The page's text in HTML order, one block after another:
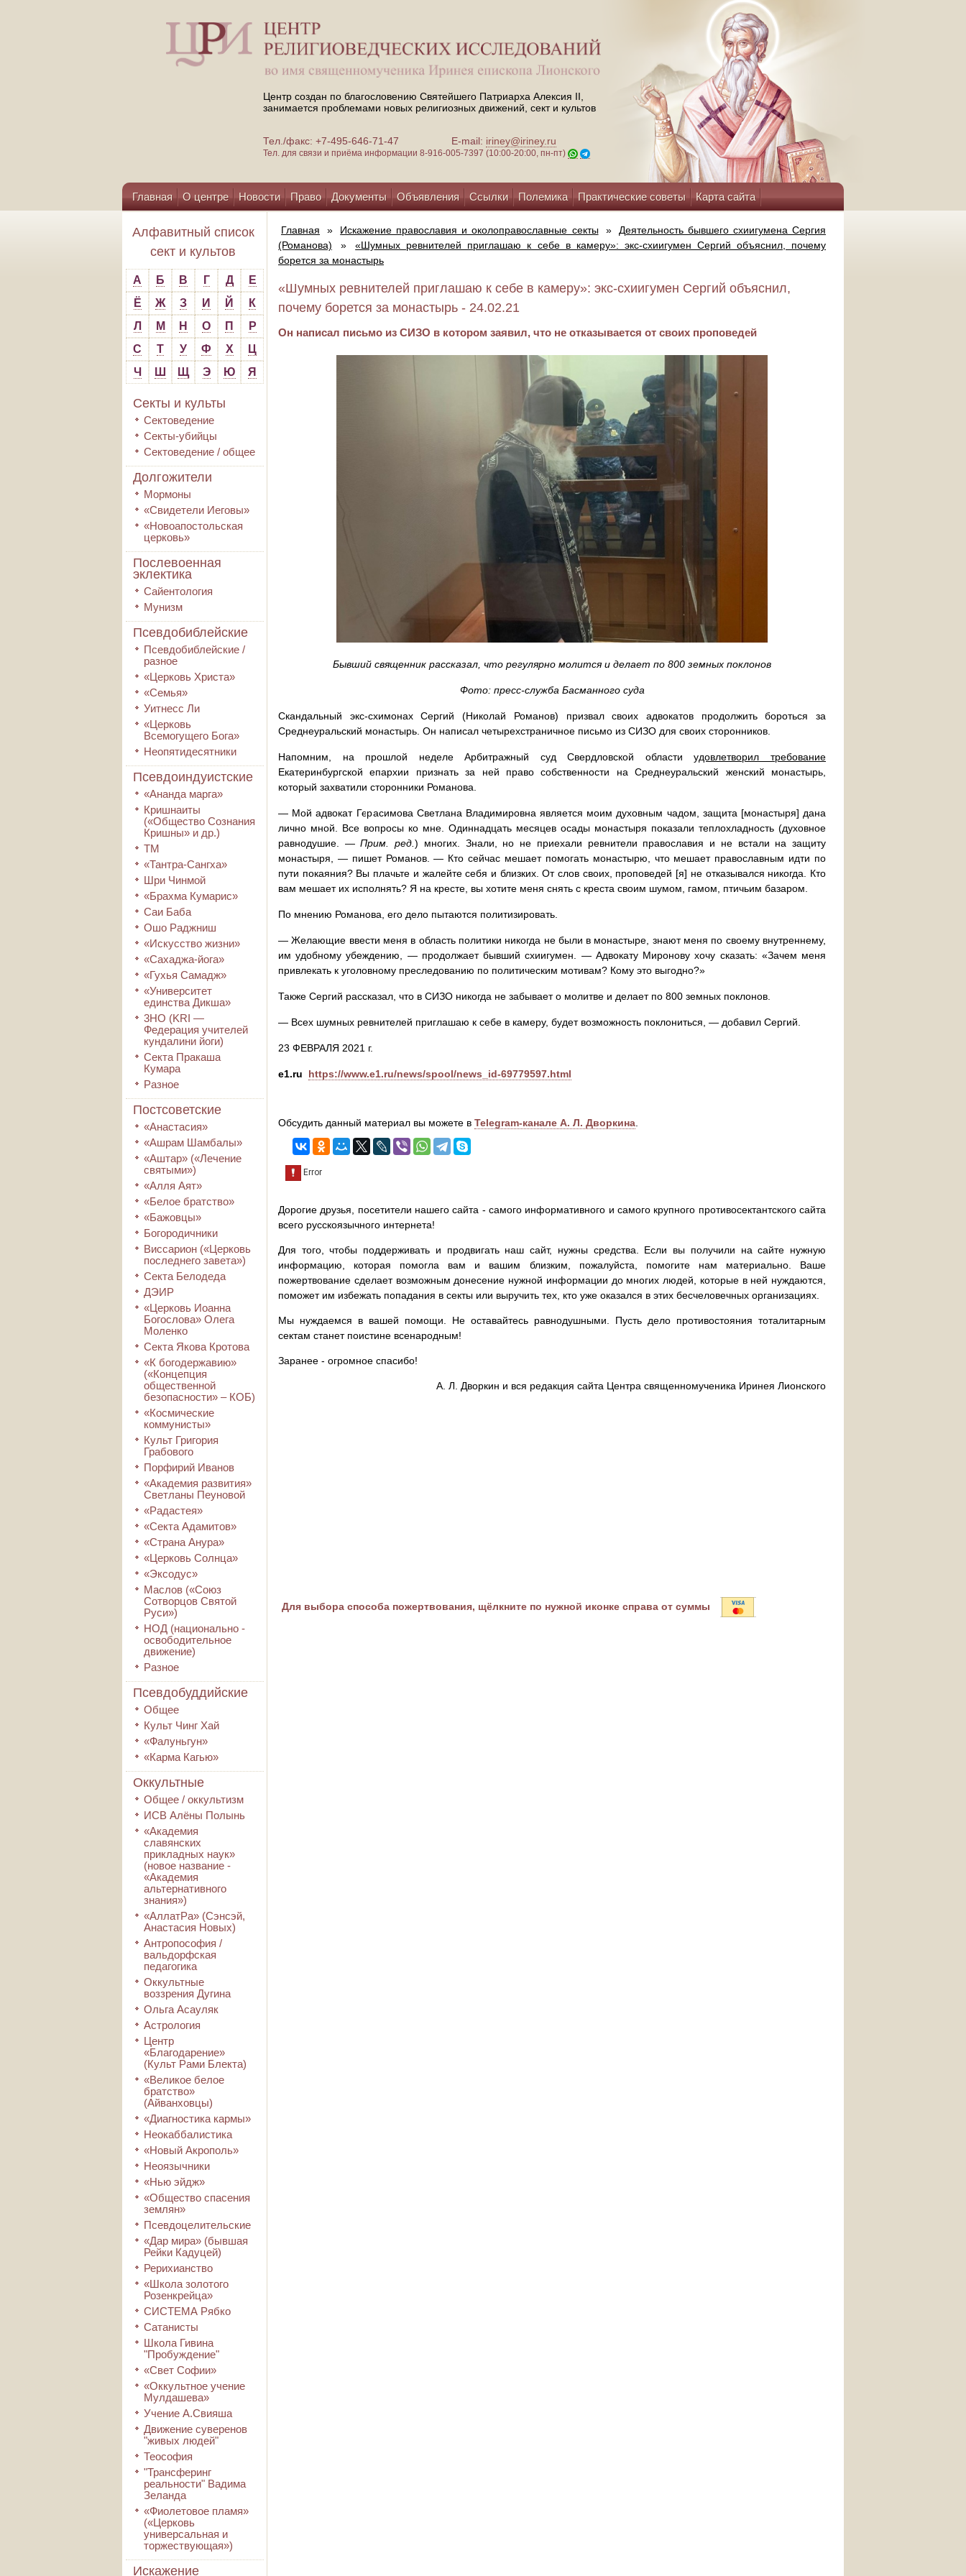
Центр создан по благословению Святейшего Патриарха Алексия II,
занимается проблемами новых религиозных движений, сект и культов
Тел./факс: +7-495-646-71-47 E-mail: iriney@iriney.ru
Тел. для связи и приёма информации 8-916-005-7397 (10:00-20:00, пн-пт)
Главная О центре Новости Право Документы Объявления Ссылки Полемика Практические советы Карта сайта
Помощь центру
Алфавитный список
сект и культов
А Б В Г Д
Е
Ё
Ж З И Й
К
Л
М Н О П
Р
С
Т У Ф Х
Ц
Ч
Ш Щ Э Ю Я
Секты и культы
Сектоведение
Секты-убийцы
Сектоведение / общее
Долгожители
Мормоны
«Свидетели Иеговы»
«Новоапостольская
церковь»
Послевоенная
эклектика
Сайентология
Мунизм
Псевдобиблейские
Псевдобиблейские /
разное
«Церковь Христа»
«Семья»
Уитнесс Ли
«Церковь
Всемогущего Бога»
Неопятидесятники
Псевдоиндуистские
«Ананда марга»
Кришнаиты
(«Общество Сознания
Кришны» и др.)
ТМ
«Тантра-Сангха»
Шри Чинмой
«Брахма Кумарис»
Саи Баба
Ошо Раджниш
«Искусство жизни»
«Сахаджа-йога»
«Гухья Самадж»
«Университет
единства Дикша»
3HO (KRI ―
Федерация учителей
кундалини йоги)
Секта Пракаша
Кумара
Разное
Постсоветские
«Анастасия»
«Ашрам Шамбалы»
«Аштар» («Лечение
святыми»)
«Алля Аят»
«Белое братство»
«Бажовцы»
Богородичники
Виссарион («Церковь
последнего завета»)
Секта Белодеда
ДЭИР
«Церковь Иоанна
Богослова» Олега
Моленко
Секта Якова Кротова
«К богодержавию»
(«Концепция
общественной
безопасности» – КОБ)
«Космические
коммунисты»
Культ Григория
Грабового
Порфирий Иванов
«Академия развития»
Светланы Пеуновой
«Радастея»
«Секта Адамитов»
«Страна Анура»
«Церковь Солнца»
«Эксодус»
Маслов («Союз
Сотворцов Святой
Руси»)
НОД (национально -
освободительное
движение)
Разное
Псевдобуддийские
Общее
Культ Чинг Хай
«Фалуньгун»
«Карма Кагью»
Оккультные
Общее / оккультизм
ИСВ Алёны Полынь
«Академия
славянских
прикладных наук»
(новое название -
«Академия
альтернативного
знания»)
«АллатРа» (Сэнсэй,
Анастасия Новых)
Антропософия /
вальдорфская
педагогика
Оккультные
воззрения Дугина
Ольга Асауляк
Астрология
Центр
«Благодарение»
(Культ Рами Блекта)
«Великое белое
братство»
(Айванховцы)
«Диагностика кармы»
Неокаббалистика
«Новый Акрополь»
Неоязычники
«Нью эйдж»
«Общество спасения
землян»
Псевдоцелительские
«Дар мира» (бывшая
Рейки Кадуцей)
Рерихианство
«Школа золотого
Розенкрейца»
СИСТЕМА Рябко
Сатанисты
Школа Гивина
"Пробуждение"
«Свет Софии»
«Оккультное учение
Мулдашева»
Учение А.Свияша
Движение суверенов
"живых людей"
Теософия
"Трансферинг
реальности" Вадима
Зеланда
«Фиолетовое пламя»
(«Церковь
универсальная и
торжествующая»)
Искажение
Главная » Искажение православия и околоправославные секты »
Деятельность бывшего схиигумена Сергия
(Романова)
»
«Шумных ревнителей приглашаю к себе в камеру»: экс-схиигумен Сергий объяснил, почему
борется за монастырь
«Шумных ревнителей приглашаю к себе в камеру»: экс-схиигумен Сергий объяснил,
почему борется за монастырь - 24.02.21
Он написал письмо из СИЗО в котором заявил, что не отказывается от своих проповедей
Бывший священник рассказал, что регулярно молится и делает по 800 земных поклонов
Фото: пресс-служба Басманного суда
Скандальный экс-схимонах Сергий (Николай Романов) призвал своих адвокатов продолжить бороться за
Среднеуральский монастырь. Он написал четырехстраничное письмо из СИЗО для своих сторонников.
Напомним, на прошлой неделе Арбитражный суд Свердловской областиудовлетворил требование
Екатеринбургской епархии признать за ней право собственности на Среднеуральский женский монастырь,
который захватили сторонники Романова.
— Мой адвокат Герасимова Светлана Владимировна является моим духовным чадом, защита [монастыря] дана
лично мной. Все вопросы ко мне. Одиннадцать месяцев осады монастыря показали теплохладность (духовное
равнодушие. —Прим. ред.) многих. Знали, но не приехали ревнители православия и не встали на защиту
монастыря, — пишет Романов. — Кто сейчас мешает помогать монастырю, что мешает православным идти по
пути покаяния? Вы плачьте и жалейте себя и близких. От слов своих, проповедей [я] не отказывался никогда. Кто
вам мешает их исполнять? Я на кресте, вы хотите меня снять с креста своим шумом, гамом, птичьим базаром.
По мнению Романова, его дело пытаются политизировать.
— Желающие ввести меня в область политики никогда не были в монастыре, знают меня по своему внутреннему,
им удобному убеждению, — продолжает бывший схиигумен. — Адвокату Миронову хочу сказать: «Зачем меня
привлекать к уголовному преследованию по политическим мотивам? Кому это выгодно?»
Также Сергий рассказал, что в СИЗО никогда не забывает о молитве и делает по 800 земных поклонов.
— Всех шумных ревнителей приглашаю к себе в камеру, будет возможность поклониться, — добавил Сергий.
23 ФЕВРАЛЯ 2021 г.
e1.ru https://www.e1.ru/news/spool/news_id-69779597.html
Обсудить данный материал вы можете в Telegram-канале А. Л. Дворкина
Дорогие друзья, посетители нашего сайта - самого информативного и самого крупного противосектантского сайта
всего русскоязычного интернета!
Для того, чтобы поддерживать и продвигать наш сайт, нужны средства. Если вы получили на сайте нужную
информацию, которая помогла вам и вашим близким, пожалуйста, помогите нам материально. Ваше
пожертвование сделает возможным донесение нужной информации до многих людей, которые в ней нуждаются,
поможет им избежать попадания в секты или выручить тех, кто уже оказался в этих бесчеловечных организациях.
Мы нуждаемся в вашей помощи. Не оставайтесь равнодушными. Пусть дело противостояния тоталитарным
сектам станет поистине всенародным!
Заранее - огромное спасибо!
А. Л. Дворкин и вся редакция сайта Центра священномученика Иринея Лионского
Для выбора способа пожертвования, щёлкните по нужной иконке справа от суммы